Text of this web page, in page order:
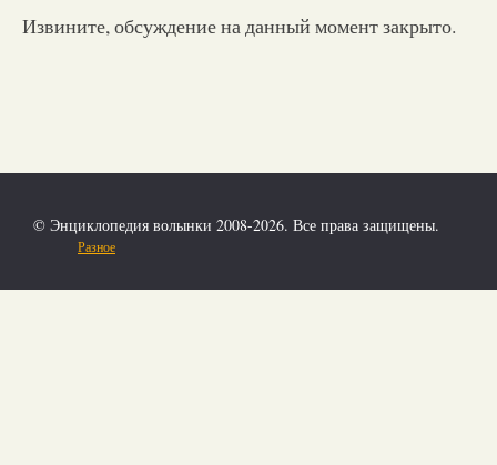
Извините, обсуждение на данный момент закрыто.
© Энциклопедия волынки 2008-2026. Все права защищены.
Разное